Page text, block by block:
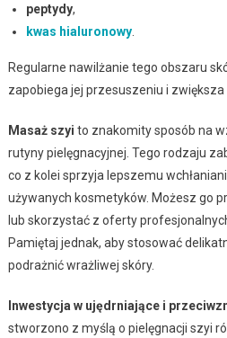
peptydy,
kwas hialuronowy.
Regularne nawilżanie tego obszaru
zapobiega jej przesuszeniu i zwiększa
Masaż szyi to znakomity sposób na
rutyny pielęgnacyjnej. Tego rodzaju
co z kolei sprzyja lepszemu
używanych kosmetyków. Możesz go
lub skorzystać z oferty
Pamiętaj jednak, aby stosować
podrażnić wrażliwej skóry.
Inwestycja w ujędrniające i
stworzono z myślą o pielęgnacji szyi